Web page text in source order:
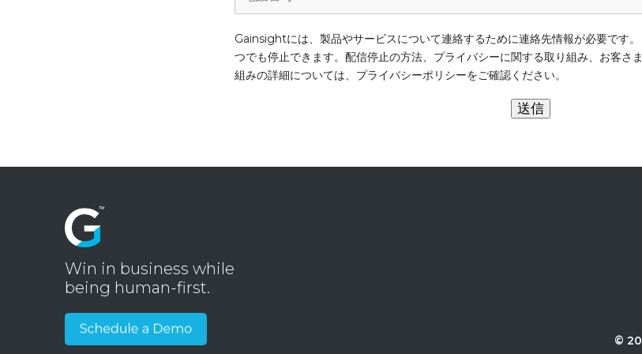
Gainsightには、製品やサービスについて連絡するために連絡先情報が必要です
つでも停止できます。配信停止の方法、プライバシーに関する取り組み、お客さ
組みの詳細については、プライバシーポリシーをご確認ください。
Win in business while
being human-first.
©